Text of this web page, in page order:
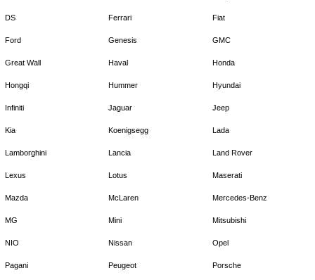
DS Ferrari Fiat
Ford Genesis GMC
Great Wall Haval Honda
Hongqi Hummer Hyundai
Infiniti Jaguar Jeep
Kia Koenigsegg Lada
Lamborghini Lancia Land Rover
Lexus Lotus Maserati
Mazda McLaren Mercedes-Benz
MG Mini Mitsubishi
NIO Nissan Opel
Pagani Peugeot Porsche